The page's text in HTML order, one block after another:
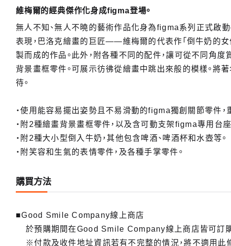
維梅爾的經典傑作化身成figma登場。
無人不知、無人不曉的藝術作品化身為figma系列正式啟
表現，巴洛克繪畫的巨匠——維梅爾的代表作「倒牛奶的
製而成的作品。此外，附各種不同的配件，讓可從不同角
背景畫框零件。可展示彷彿從繪畫中跳出來般的模樣。將
待。
・使用能容易擺出姿勢且不易滑動的figma獨創關節零件，
・附2種繪畫背景畫框零件，以及含可動支架figma專用台座
・附2種大小型倒入牛奶，其他包含啤酒、啤酒杯和水壺等。
・附笑容和生氣的表情零件，及各種手掌零件。
購買方法
■Good Smile Company線上商店
於預購期間在Good Smile Company線上商店皆可訂購
※付款及收件地址資訊若有不完整的情況，將不適用此